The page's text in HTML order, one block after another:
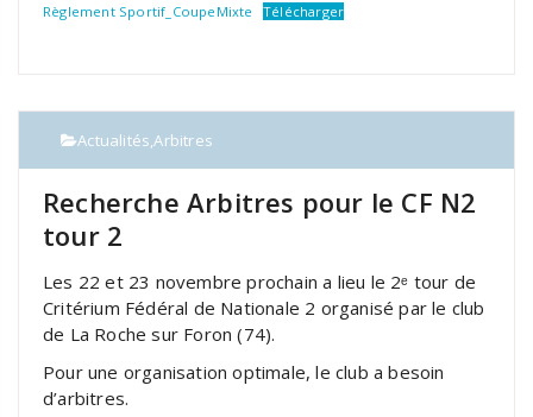
Règlement Sportif_CoupeMixte
Télécharger
Actualités,Arbitres
Recherche Arbitres pour le CF N2
tour 2
Les 22 et 23 novembre prochain a lieu le 2ᵉ tour de
Critérium Fédéral de Nationale 2 organisé par le club
de La Roche sur Foron (74).
Pour une organisation optimale, le club a besoin
d’arbitres.